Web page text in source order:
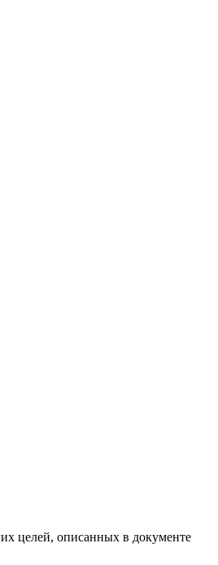
целей, описанных в документе